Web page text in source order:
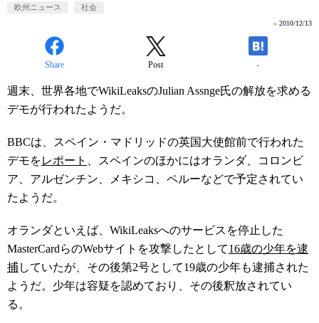
欧州ニュース 社会
» 2010/12/13
Share Post -
週末、世界各地でWikiLeaksのJulian Assnge氏の解放を求める
デモが行われたようだ。
BBCは、スペイン・マドリッドの英国大使館前で行われた
デモをレポート
、スペインのほかにはオランダ、コロンビ
ア、アルゼンチン、メキシコ、ペルーなどで予定されてい
たようだ。
オランダといえば、WikiLeaksへのサービスを停止した
MasterCardらのWebサイトを攻撃したとして16歳の少年を逮
捕していたが、その後第2号として19歳の少年も逮捕された
ようだ。少年は容疑を認めており、その後釈放されてい
る。